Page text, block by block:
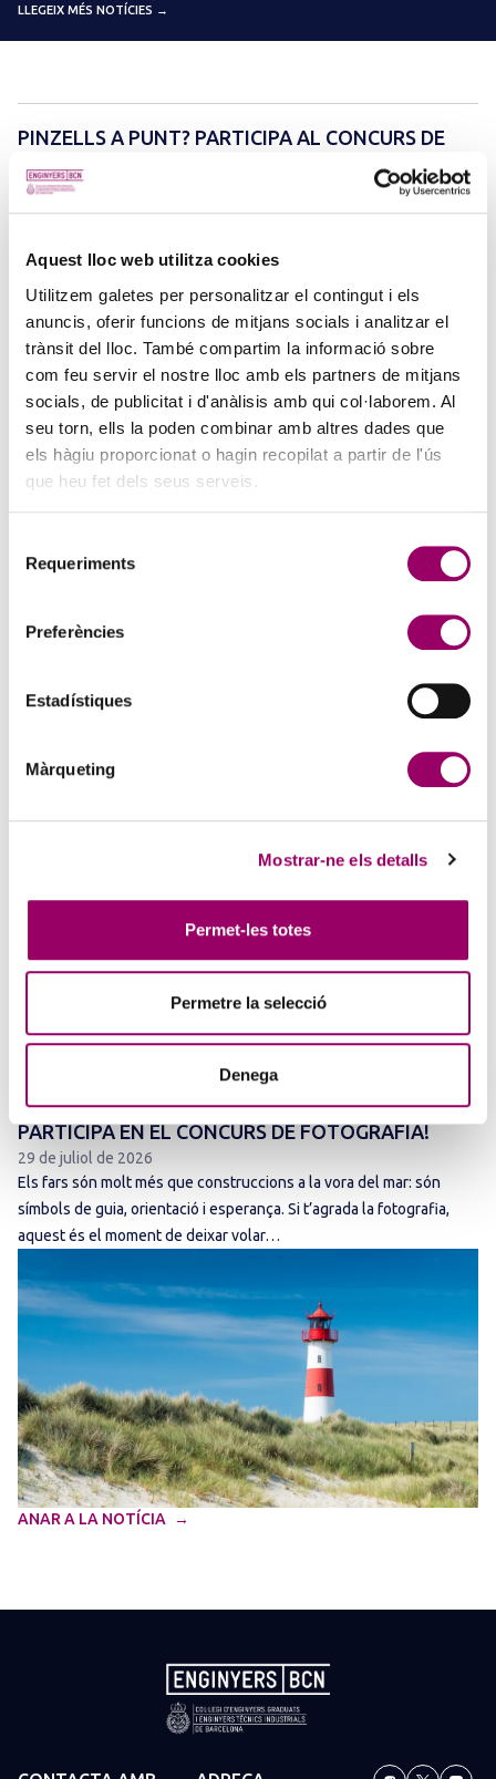
Aquest lloc web utilitza cookies
Utilitzem galetes per personalitzar el contingut i els
anuncis, oferir funcions de mitjans socials i analitzar el
trànsit del lloc. També compartim la informació sobre
com feu servir el nostre lloc amb els partners de mitjans
socials, de publicitat i d'anàlisis amb qui col·laborem. Al
seu torn, ells la poden combinar amb altres dades que
els hàgiu proporcionat o hagin recopilat a partir de l'ús
que heu fet dels seus serveis.
Requeriments
Preferències
Estadístiques
Màrqueting
Mostrar-ne els detalls
Permet-les totes
Permetre la selecció
Denega
LLEGEIX MÉS NOTÍCIES →
PINZELLS A PUNT? PARTICIPA AL CONCURS DE
PINTURA DEL COL·LEGI
5 d'agost de 2026
La creativitat torna a ser protagonista amb el Concurs de Pintura de
través de l’art i vols compartir la teva…
ANAR A LA NOTÍCIA
FACILITY MANAGEMENT: LA GESTIÓ DELS
Tecnoaula en col·laboració amb el Col·legi de l’Arquitectura
ANAR A LA NOTÍCIA
BUSQUEM LES MILLORS IMATGES DE FARS:
PARTICIPA EN EL CONCURS DE FOTOGRAFIA!
29 de juliol de 2026
Els fars són molt més que construccions a la vora del mar: són
símbols de guia, orientació i esperança. Si t’agrada la fotografia,
aquest és el moment de deixar volar…
ANAR A LA NOTÍCIA